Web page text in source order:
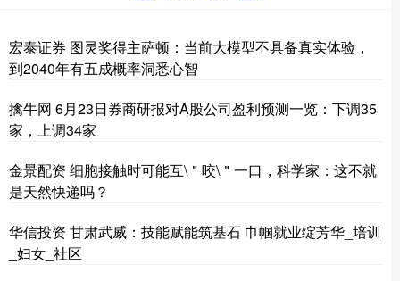
宏泰证券 图灵奖得主萨顿：当前大模型不具备真实体验，
到2040年有五成概率洞悉心智
擒牛网 6月23日券商研报对A股公司盈利预测一览：下调35
家，上调34家
金景配资 细胞接触时可能互\＂咬\＂一口，科学家：这不就
是天然快递吗？
华信投资 甘肃武威：技能赋能筑基石 巾帼就业绽芳华_培训
_妇女_社区